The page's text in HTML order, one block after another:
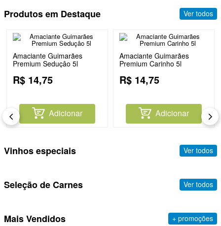
Produtos em Destaque Ver todos
Amaciante Guimarães
Premium Seduçâo 5l
R$ 14,75
Adicionar
Amaciante Guimarães
Premium Carinho 5l
R$ 14,75
Adicionar
Vinhos especiais Ver todos
Seleção de Carnes Ver todos
Mais Vendidos + promoções